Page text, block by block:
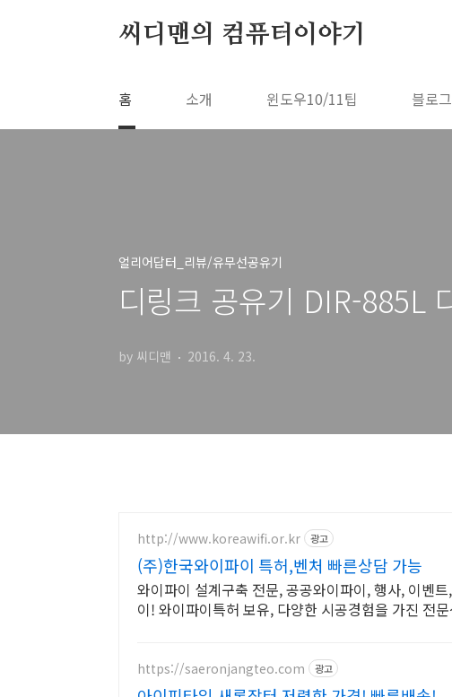
씨디맨의 컴퓨터이야기
홈 소개 윈도우10/11팁 블로
얼리어답터_리뷰/유무선공유기
디링크 공유기 DIR-885L
by 씨디맨 2016. 4. 23.
http://www.koreawifi.or.kr 광고
(주)한국와이파이 특허,벤처 빠른상담 가능
와이파이 설계구축 전문, 공공와이파이, 행사, 이벤
이! 와이파이특허 보유, 다양한 시공경험을 가진 전
https://saeronjangteo.com 광고